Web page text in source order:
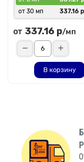
от 30 мп
337.16
от 337.16 р/мп
В корзину